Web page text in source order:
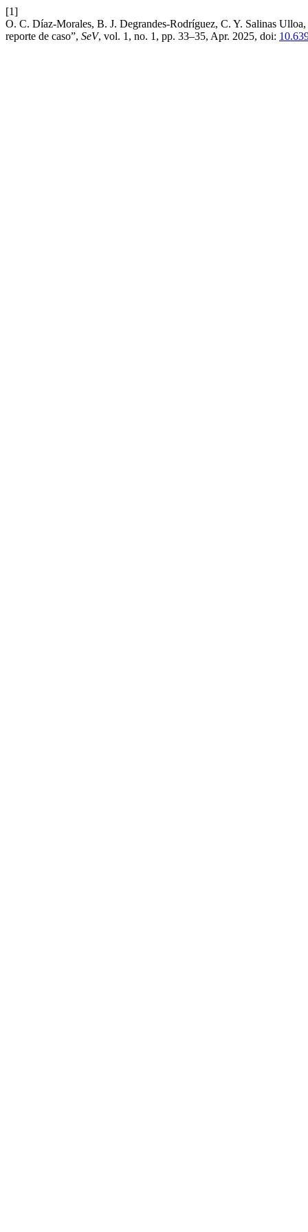
[1]
O. C. Díaz-Morales, B. J. Degrandes-Rodríguez, C. Y. Salinas
reporte de caso”, SeV, vol. 1, no. 1, pp. 33–35, Apr. 2025, doi: